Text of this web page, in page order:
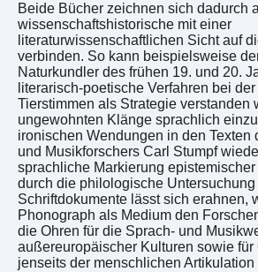
Beide Bücher zeichnen sich dadurch
wissenschaftshistorische mit einer
literaturwissenschaftlichen Sicht auf
verbinden. So kann beispielsweise
Naturkundler des frühen 19. und 20.
literarisch-poetische Verfahren bei
Tierstimmen als Strategie verstanden
ungewohnten Klänge sprachlich
ironischen Wendungen in den Texten
und Musikforschers Carl Stumpf
sprachliche Markierung
durch die philologische Untersuchung
Schriftdokumente lässt sich erahnen,
Phonograph als Medium den
die Ohren für die Sprach- und
außereuropäischer Kulturen sowie für
jenseits der menschlichen Artikulation